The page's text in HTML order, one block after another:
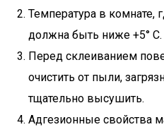
Температура в комнате,
должна быть ниже +5° С.
Перед склеиванием
очистить от пыли,
тщательно высушить.
Адгезионные свойства